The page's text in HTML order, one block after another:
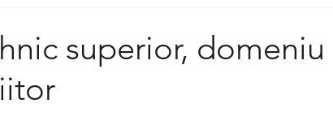
superior, domeniu